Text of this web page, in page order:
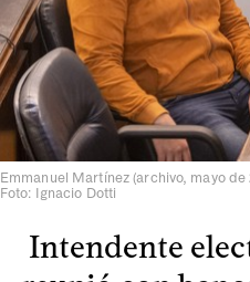
Emmanuel Martínez (archivo, mayo de
Foto: Ignacio Dotti
Intendente